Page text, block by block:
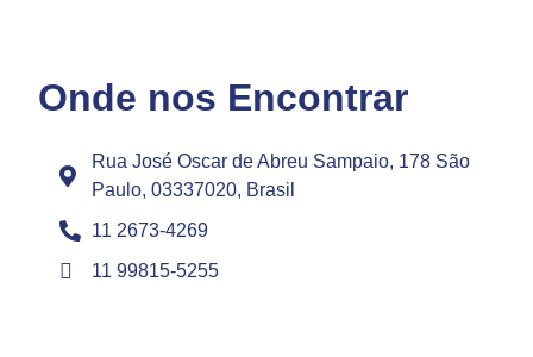
Onde nos Encontrar
Rua José Oscar de Abreu Sampaio, 178 São
Paulo, 03337020, Brasil
11 2673-4269
11 99815-5255